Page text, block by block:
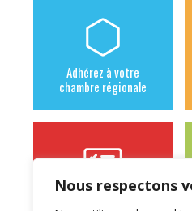
Nous respectons
Adhérez à votre
chambre régionale
Les syndicats